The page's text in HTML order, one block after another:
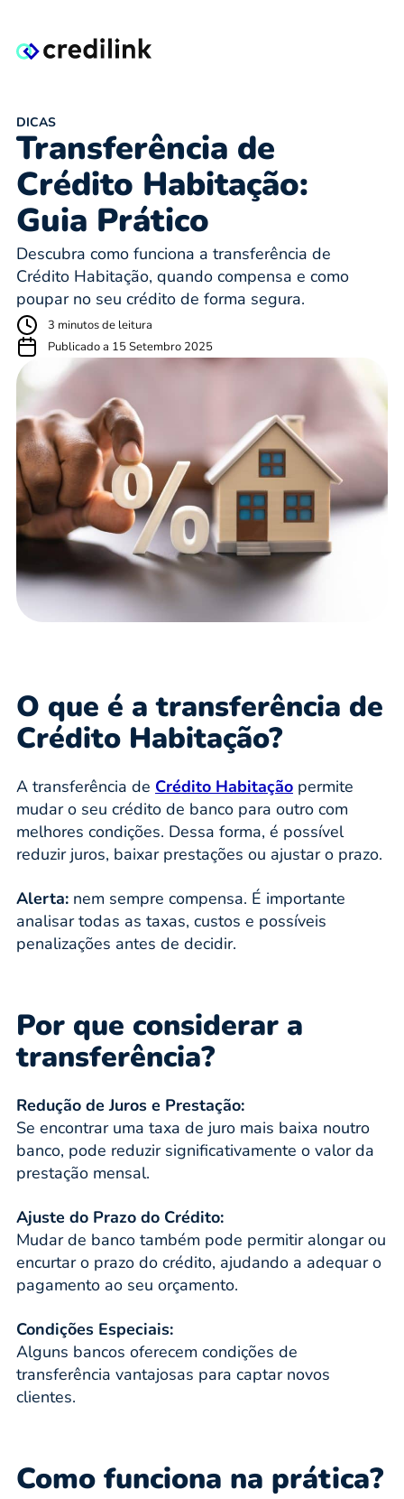
DICAS
Transferência de
Crédito Habitação:
Guia Prático
Descubra como funciona a transferência de
Crédito Habitação, quando compensa e como
poupar no seu crédito de forma segura.
3 minutos de leitura
Publicado a 15 Setembro 2025
O que é a transferência de
Crédito Habitação?
A transferência de Crédito Habitação permite
mudar o seu crédito de banco para outro com
melhores condições. Dessa forma, é possível
reduzir juros, baixar prestações ou ajustar o prazo.
Alerta: nem sempre compensa. É importante
analisar todas as taxas, custos e possíveis
penalizações antes de decidir.
Por que considerar a
transferência?
Redução de Juros e Prestação:
Se encontrar uma taxa de juro mais baixa noutro
banco, pode reduzir significativamente o valor da
prestação mensal.
Ajuste do Prazo do Crédito:
Mudar de banco também pode permitir alongar ou
encurtar o prazo do crédito, ajudando a adequar o
pagamento ao seu orçamento.
Condições Especiais:
Alguns bancos oferecem condições de
transferência vantajosas para captar novos
clientes.
Como funciona na prática?